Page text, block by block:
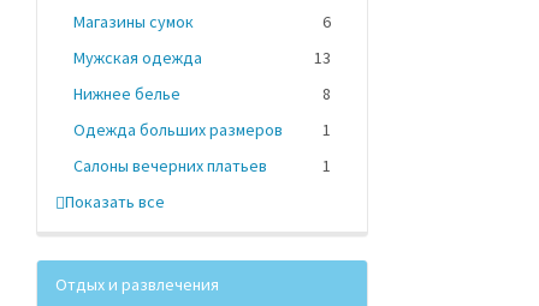
Магазины сумок
6
Мужская одежда
13
Нижнее белье
8
Одежда больших размеров
1
Салоны вечерних платьев
1
Показать все
Отдых и развлечения